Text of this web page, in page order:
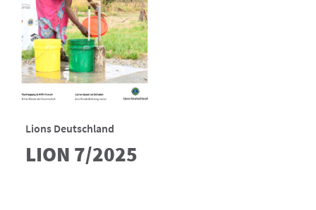
Lions Deutschland
LION 7/2025